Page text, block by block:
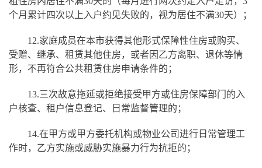
个月累计四次以上入户约见失败的，视为居住不满30天）；
12.家庭成员在本市获得其他形式保障性住房或购买、
受赠、继承、租赁其他住房，或者因乙方离职、退休等情
形，不再符合公共租赁住房申请条件的；
13.三次故意拖延或拒绝接受甲方或住房保障部门的入
户核查、租户信息登记、日常监督管理的；
14.在甲方或甲方委托机构或物业公司进行日常管理工
作时，乙方实施或威胁实施暴力行为抗拒的；